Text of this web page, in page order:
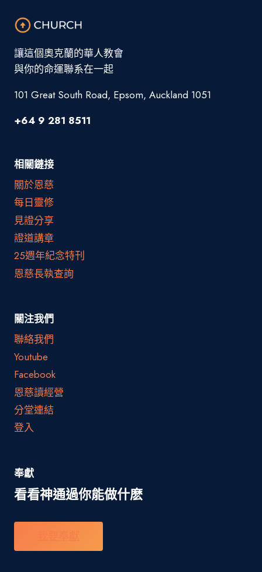
讓這個奧克蘭的華人教會
與你的命運聯系在一起
101 Great South Road, Epsom, Auckland 1051
+64 9 281 8511
相關鏈接
關於恩慈
每日靈修
見證分享
證道講章
25週年紀念特刊
恩慈長執查詢
關注我們
聯絡我們
Youtube
Facebook
恩慈讀經營
分堂連結
登入
奉獻
看看神通過你能做什麽